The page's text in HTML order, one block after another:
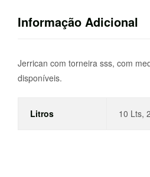
Informação Adicional
Jerrican com torneira sss, com
disponíveis.
Litros 10 Lts,